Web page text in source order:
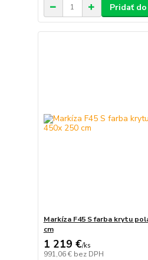
Pridať
Markíza F45 S farba krytu
cm
1 219 €/ks
991,06 € bez DPH